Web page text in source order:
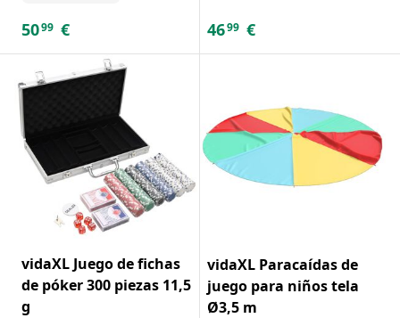
5099 € 4699 €
vidaXL Juego de fichas
de póker 300 piezas 11,5
g
vidaXL Paracaídas de
juego para niños tela
Ø3,5 m